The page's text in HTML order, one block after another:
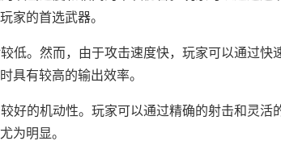
家的首选武器。
低。然而，由于攻击速度快，玩家可以通过快
具有较高的输出效率。
好的机动性。玩家可以通过精确的射击和灵活
为明显。